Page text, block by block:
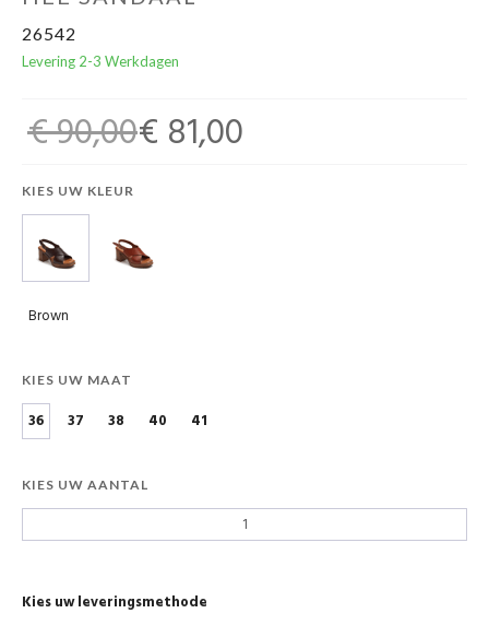
26542
Levering 2-3 Werkdagen
€ 90,00€ 81,00
KIES UW KLEUR
Brown
KIES UW MAAT
36 37 38 40 41
KIES UW AANTAL
Kies uw leveringsmethode